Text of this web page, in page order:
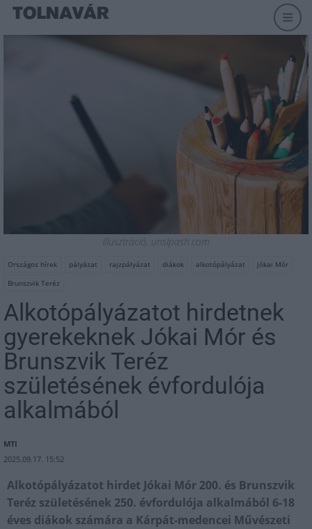
Illusztráció, unslpash.com
Országos hírek pályázat rajzpályázat diákok alkotópályázat
Jókai Mór
Brunszvik Teréz
Alkotópályázatot hirdetnek
gyerekeknek Jókai Mór és
Brunszvik Teréz
születésének évfordulója
alkalmából
MTI
2025.09.17. 15:52
Alkotópályázatot hirdet Jókai Mór 200. és Brunszvik
Teréz születésének 250. évfordulója alkalmából 6-18
éves diákok számára a Kárpát-medencei Művészeti